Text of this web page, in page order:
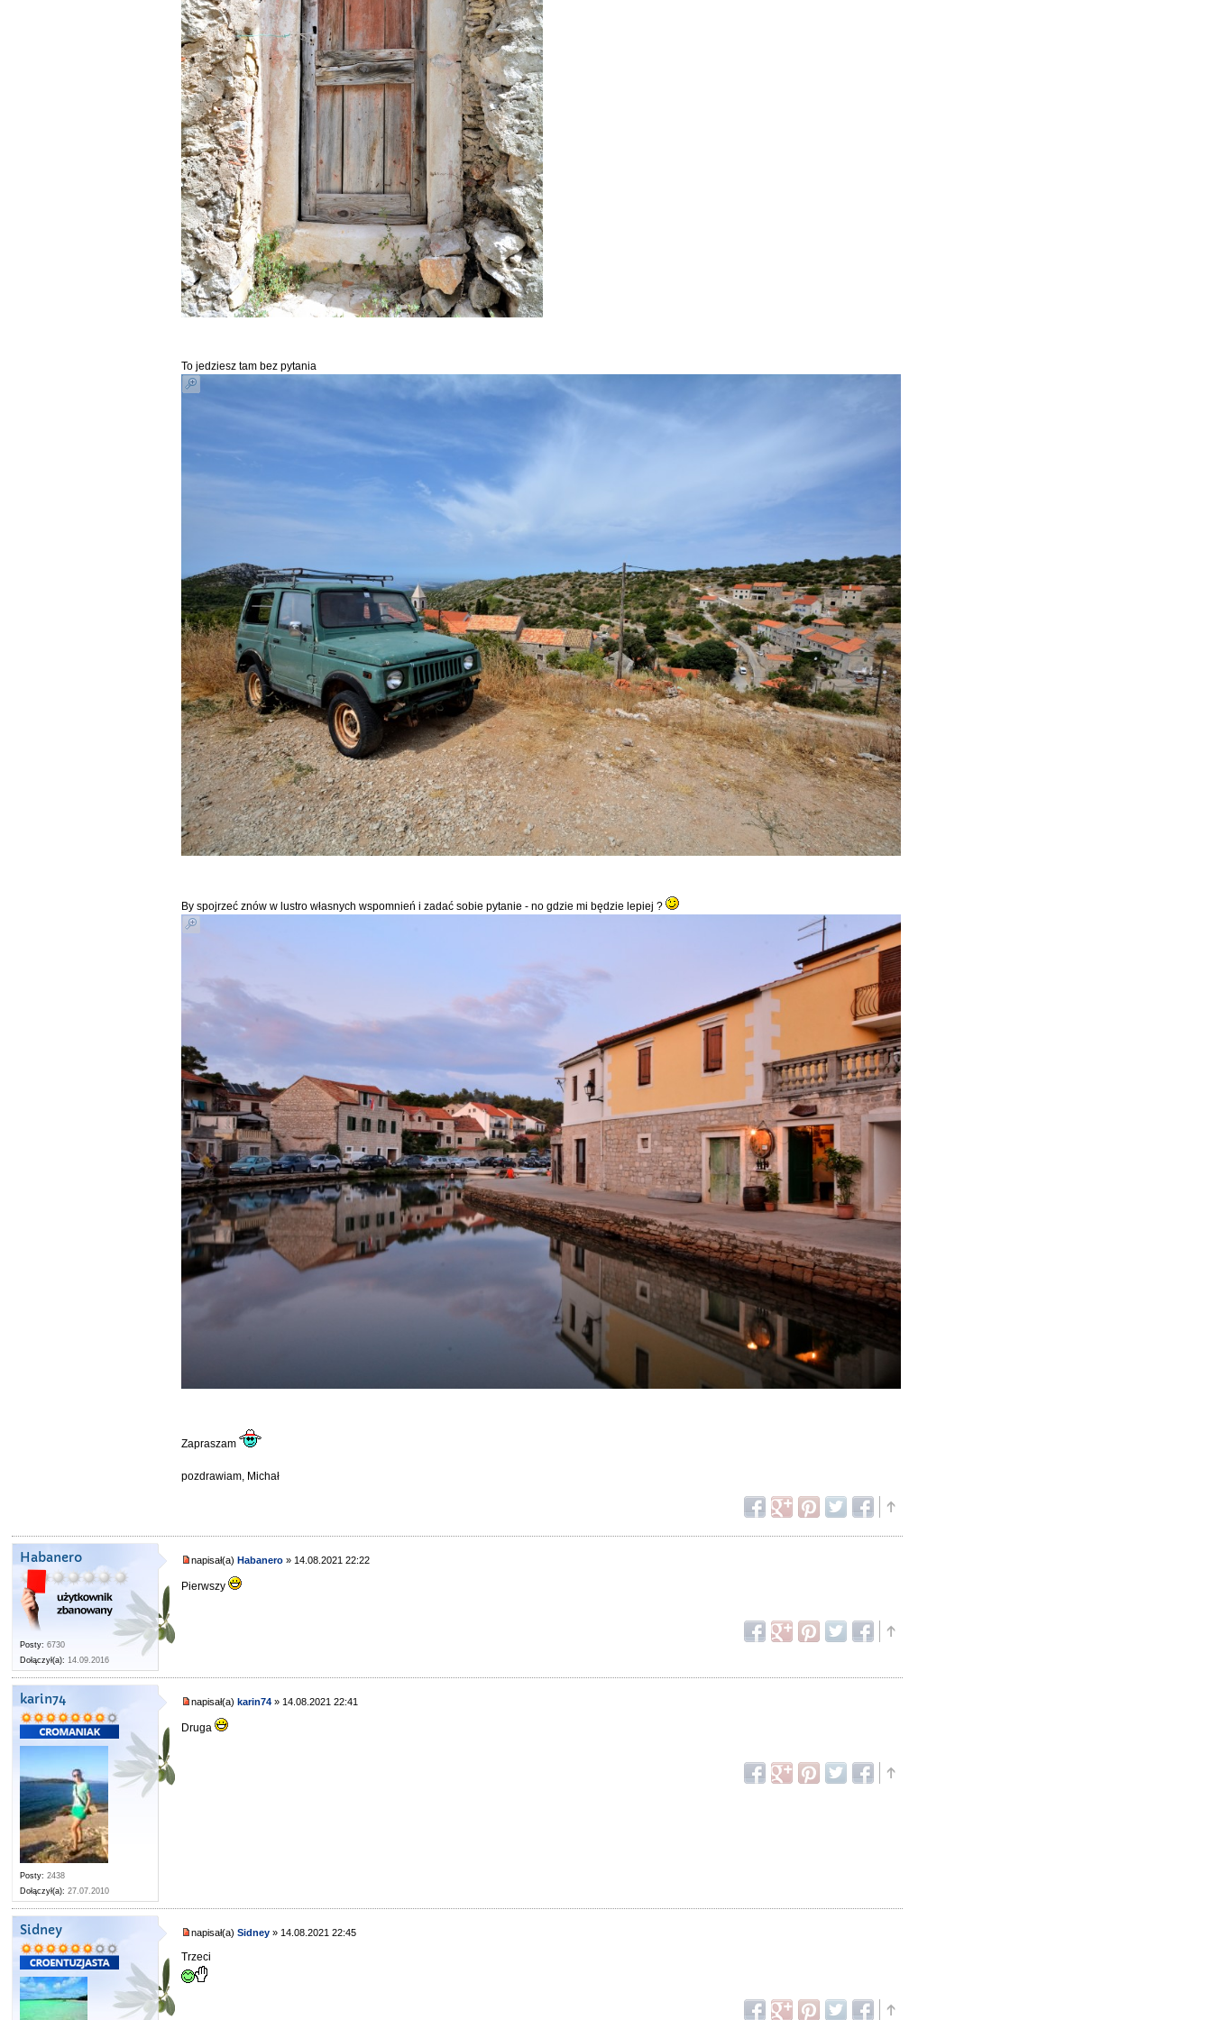
To jedziesz tam bez pytania
By spojrzeć znów w lustro własnych wspomnień i zadać sobie pytanie - no gdzie mi będzie lepiej ?
Zapraszam
pozdrawiam, Michał
Habanero
Posty: 6730
Dołączył(a): 14.09.2016
napisał(a) Habanero » 14.08.2021 22:22
Pierwszy
karin74
Posty: 2438
Dołączył(a): 27.07.2010
napisał(a) karin74 » 14.08.2021 22:41
Druga
Sidney napisał(a)Sidney » 14.08.2021 22:45
Trzeci